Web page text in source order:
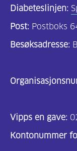
Diabeteslinjen:
Post: Postboks
Besøksadresse:
Vipps en gave:
Kontonummer